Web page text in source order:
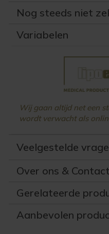
Nog steeds niet
Variabelen
Wij gaan altijd net een
wordt verwacht als
Veelgestelde
Over ons & Contact
Gerelateerde
Aanbevolen